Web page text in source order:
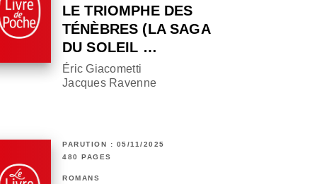
LE TRIOMPHE DES
TÉNÈBRES (LA SAGA
DU SOLEIL …
Éric Giacometti
Jacques Ravenne
PARUTION : 05/11/2025
480 PAGES
ROMANS